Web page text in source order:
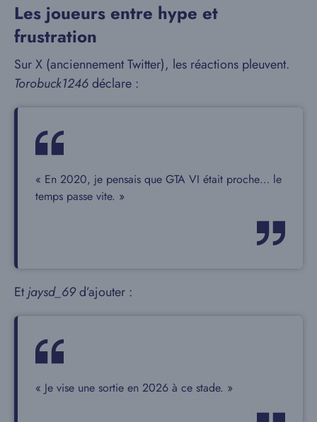
Les joueurs entre hype et
frustration
Sur X (anciennement Twitter), les réactions pleuvent.
Torobuck1246déclare :
« En 2020, je pensais que GTA VI était proche… le
temps passe vite. »
Etjaysd_69d’ajouter :
« Je vise une sortie en 2026 à ce stade. »